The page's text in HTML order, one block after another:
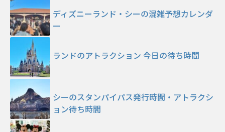
ディズニーランド・シーの混雑予想カレンダ
ー
ランドのアトラクション 今日の待ち時間
シーのスタンパイパス発行時間・アトラクシ
ョン待ち時間